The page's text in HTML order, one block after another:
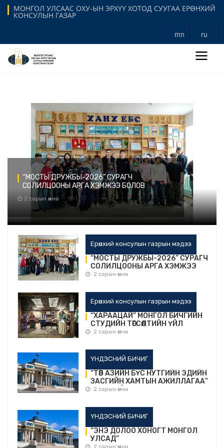
МОНГОЛ УЛСААС ОХУ-ЫН ЭРХҮҮ ХОТОД СУУГАА ЕРӨНХИЙ
КОНСУЛЫН ГАЗАР
mn ru
“МОСТЫ ДРУЖБЫ-2026” СУРАГЧ
СОЛИЛЦООНЫ АРГА ХЭМЖЭЭ БОЛОВ
2 сарын өмнө 103
Ерөнхий консулын газрын мэдээ
“МОСТЫ ДРУЖБЫ-2026” СУРАГЧ
СОЛИЛЦООНЫ АРГА ХЭМЖЭЭ
БОЛОВ
2 сарын өмнө
Ерөнхий консулын газрын мэдээ
“ХАРААЦАЙ” МОНГОЛ БИЧГИЙН
СТУДИЙН ТӨГСӨЛТИЙН ҮЙЛ
АЖИЛЛАГАА БОЛОВ.
2 сарын өмнө
ҮНДЭСНИЙ БИЧИГ
“ТӨВ АЗИЙН БҮС НУТГИЙН ЭДИЙН
ЗАСГИЙН ХАМТЫН АЖИЛЛАГАА”
ХӨТӨЛБӨРИЙН УУЛЗАЛТ БОЛЖ
2 сарын өмнө
ҮНДЭСНИЙ БИЧИГ
“ЭНЭ ДОЛОО ХОНОГТ МОНГОЛ
УЛСАД”